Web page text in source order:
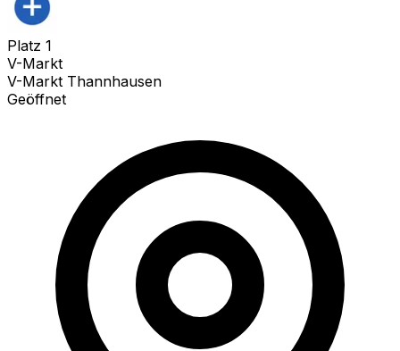
Platz 1
V-Markt
V-Markt Thannhausen
Geöffnet